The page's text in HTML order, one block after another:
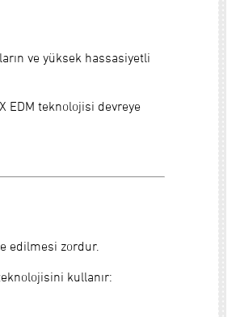
ve yüksek hassasiyetli
EDM teknolojisi devreye
edilmesi zordur.
kullanır: